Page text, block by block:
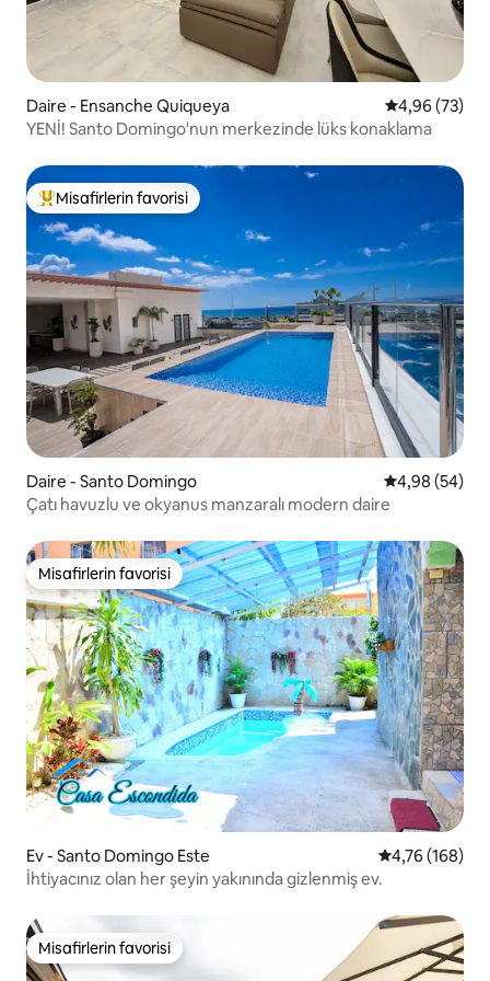
Daire - Ensanche Quiqueya 5 üzerinden
4,96 (73)
YENİ! Santo Domingo'nun merkezinde lüks konaklama
Misafirlerin favorilerinden en beğenilenler arasında
Misafirlerin favorisi
Daire - Santo Domingo 5 üzerinden
4,98 (54)
Çatı havuzlu ve okyanus manzaralı modern daire
Misafirlerin favorisi
Misafirlerin favorisi
Ev - Santo Domingo Este 5 üzerinden
4,76 (168)
İhtiyacınız olan her şeyin yakınında gizlenmiş ev.
Misafirlerin favorisi
Misafirlerin favorisi